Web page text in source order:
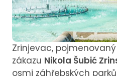
Zrinjevac,
zákazu Nikola Šubić
osmi záhřebských